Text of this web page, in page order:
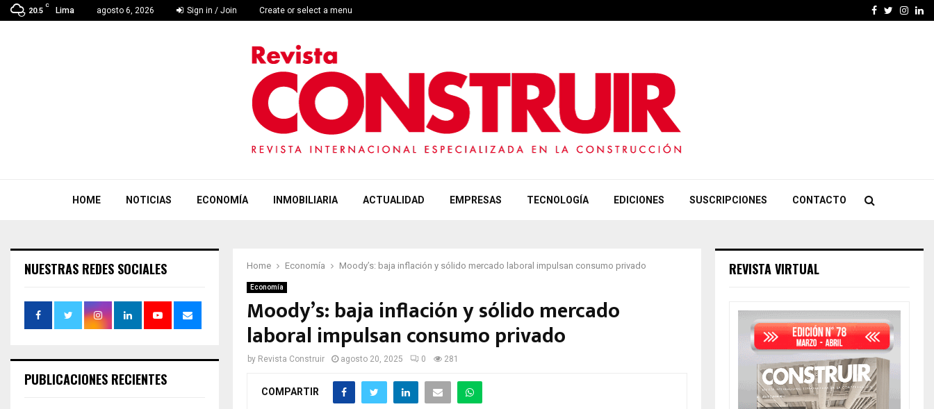
20.5
C
Lima agosto 6, 2026 Sign in / Join Create or select a menu Facebook
Twitter
HOME NOTICIAS ECONOMÍA INMOBILIARIA ACTUALIDAD EMPRESAS TECNOLOGÍA EDICIONES SUSCRIPCIONES CONTACTO
Home Economía Moody’s: baja inflación y sólido mercado laboral impulsan consumo privado
Economía
Moody’s: baja inflación y sólido mercado
laboral impulsan consumo privado
by Revista Construir agosto 20, 2025 0 281
COMPARTIR
NUESTRAS REDES SOCIALES
PUBLICACIONES RECIENTES
REVISTA VIRTUAL